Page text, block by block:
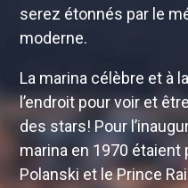
serez étonnés par le
moderne.
La marina célèbre et à
l’endroit pour voir et
des stars! Pour
marina en 1970 étaient
Polanski et le Prince